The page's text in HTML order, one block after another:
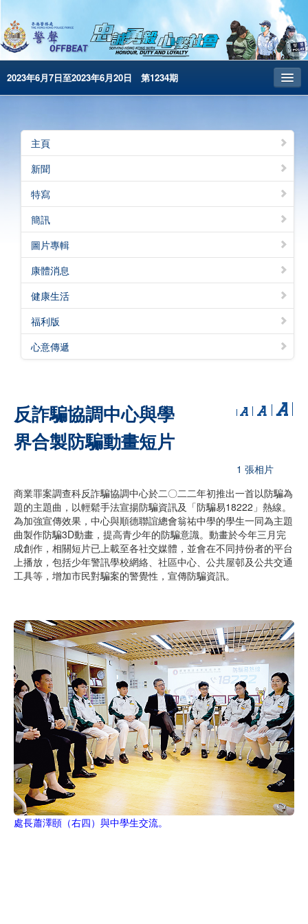
2023年6月7日至2023年6月20日 第1234期
昔日警聲
警務處主頁
简体版
English
電子書版
警聲特刊
主頁
新聞
特寫
簡訊
圖片專輯
康體消息
健康生活
福利版
心意傳遞
反詐騙協調中心與學
界合製防騙動畫短片
1 張相片
商業罪案調查科反詐騙協調中心於二〇二二年初推出一首以防騙為
題的主題曲，以輕鬆手法宣揚防騙資訊及「防騙易18222」熱線。
為加強宣傳效果，中心與順德聯誼總會翁祐中學的學生一同為主題
曲製作防騙3D動畫，提高青少年的防騙意識。動畫於今年三月完
成創作，相關短片已上載至各社交媒體，並會在不同持份者的平台
上播放，包括少年警訊學校網絡、社區中心、公共屋邨及公共交通
工具等，增加市民對騙案的警覺性，宣傳防騙資訊。
處長蕭澤頤（右四）與中學生交流。